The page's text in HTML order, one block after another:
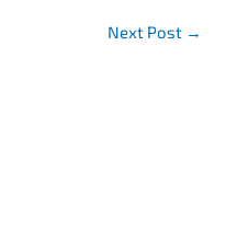
Next Post →